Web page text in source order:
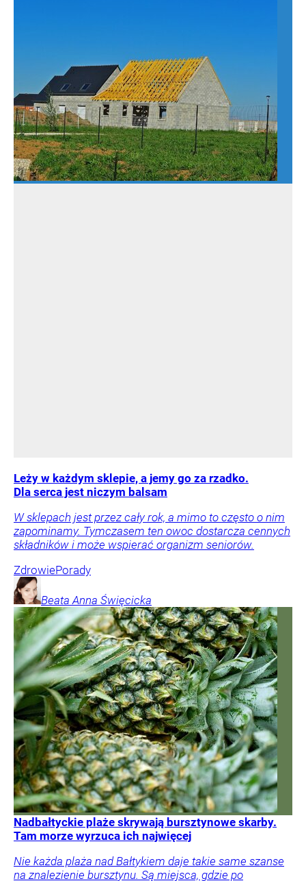
Leży w każdym sklepie, a jemy go za rzadko.
Dla serca jest niczym balsam
W sklepach jest przez cały rok, a mimo to często o nim
zapominamy. Tymczasem ten owoc dostarcza cennych
składników i może wspierać organizm seniorów.
ZdrowiePorady
Beata Anna Święcicka
Nadbałtyckie plaże skrywają bursztynowe skarby.
Tam morze wyrzuca ich najwięcej
Nie każda plaża nad Bałtykiem daje takie same szanse
na znalezienie bursztynu. Są miejsca, gdzie po